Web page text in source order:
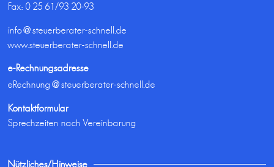
Fax: 0 25 61/93 20-93
info@steuerberater-schnell.de
www.steuerberater-schnell.de
e-Rechnungsadresse
eRechnung@steuerberater-schnell.de
Kontaktformular
Sprechzeiten nach Vereinbarung
Nützliches/Hinweise